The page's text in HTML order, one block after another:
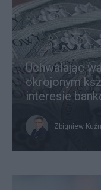
Uchwalając
okrojonym
interesie
Zbigniew